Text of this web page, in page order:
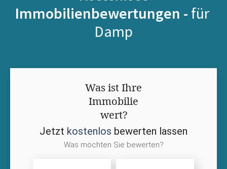
Immobilienbewertungen - für
Damp
Was ist Ihre
Immobilie
wert?
Jetzt kostenlos bewerten lassen
Was möchten Sie bewerten?